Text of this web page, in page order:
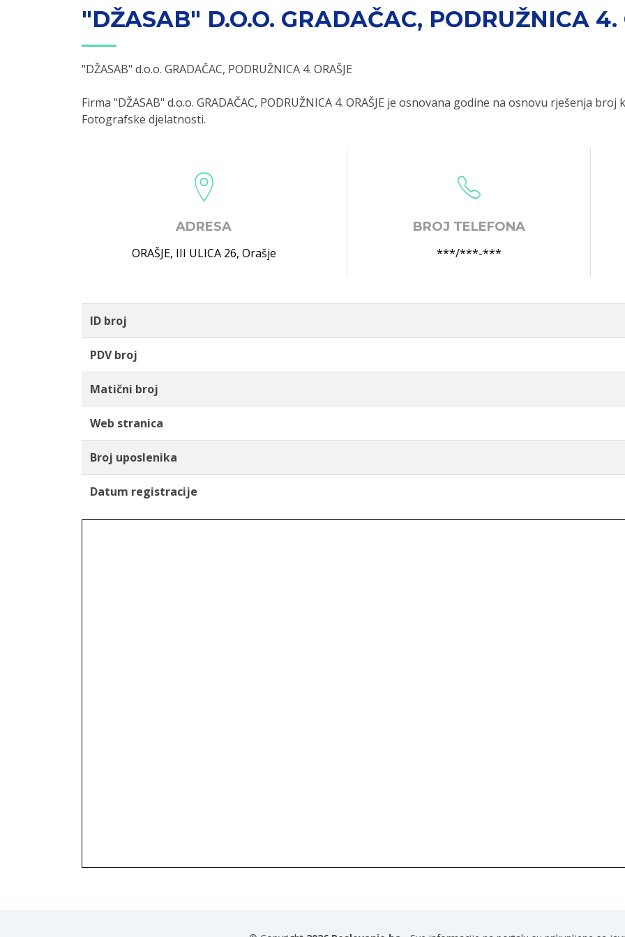
"DŽASAB" D.O.O. GRADAČAC, PODRUŽNICA 4.
"DŽASAB" d.o.o. GRADAČAC, PODRUŽNICA 4. ORAŠJE
Firma "DŽASAB" d.o.o. GRADAČAC, PODRUŽNICA 4. ORAŠJE je osnovana godine na osnovu rješenja
Fotografske djelatnosti.
ADRESA
ORAŠJE, III ULICA 26, Orašje
BROJ TELEFONA
***/***-***
ID broj
PDV broj
Matični broj
Web stranica
Broj uposlenika
Datum registracije